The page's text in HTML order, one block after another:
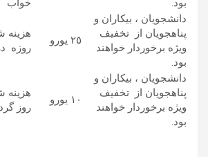
دانشجویان ، بیکاران و
پناهجویان از تخفیف
ویژه برخوردار خواهند
بود.
٢٥ یورو
روزه
دانشجویان ، بیکاران و
پناهجویان از تخفیف
ویژه برخوردار خواهند
بود.
١٠ یورو
هزینه
روز